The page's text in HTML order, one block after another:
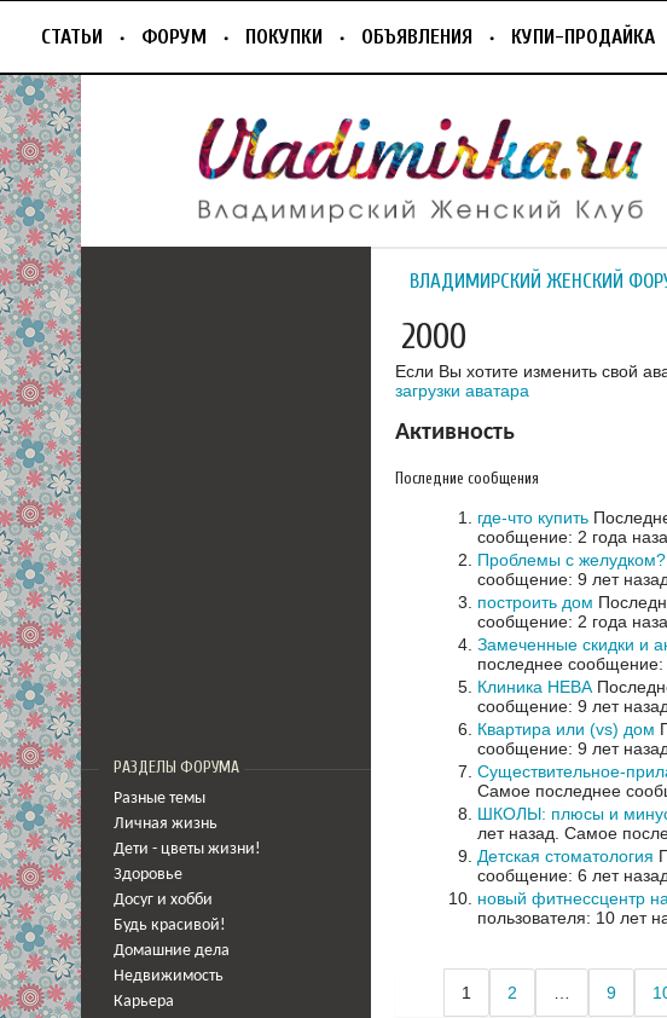
СТАТЬИ ФОРУМ ПОКУПКИ ОБЪЯВЛЕНИЯ КУПИ-ПРОДАЙКА
РАЗДЕЛЫ ФОРУМА
Разные темы
Личная жизнь
Дети - цветы жизни!
Здоровье
Досуг и хобби
Будь красивой!
Домашние дела
Недвижимость
Карьера
ВЛАДИМИРСКИЙ ЖЕНСКИЙ
2000
Если Вы хотите изменить свой
загрузки аватара
Активность
Последние сообщения
где-что купить
сообщение: 2 года
Проблемы с желудком?
сообщение: 9 лет назад
построить дом
сообщение: 2 года
Замеченные скидки и
последнее сообщение:
Клиника НЕВА
сообщение: 9 лет назад
Квартира или (vs) дом
сообщение: 9 лет назад
Существительное-
Самое последнее
ШКОЛЫ: плюсы и
лет назад. Самое
Детская стоматология
сообщение: 6 лет назад
новый фитнессцентр
пользователя: 10 лет
1 2 9